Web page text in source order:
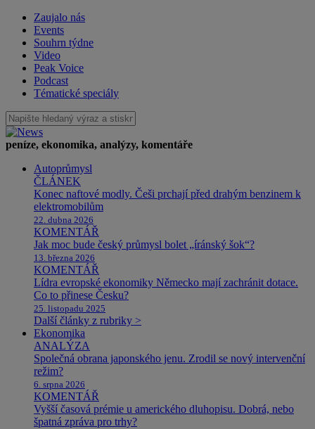
Zaujalo nás
Events
Souhrn týdne
Video
Peak Voice
Podcast
Tématické speciály
peníze, ekonomika, analýzy, komentáře
Autoprůmysl
ČLÁNEK
Konec naftové modly. Češi prchají před drahým benzinem k
elektromobilům
22. dubna 2026
KOMENTÁŘ
Jak moc bude český průmysl bolet „íránský šok“?
13. března 2026
KOMENTÁŘ
Lídra evropské ekonomiky Německo mají zachránit dotace.
Co to přinese Česku?
25. listopadu 2025
Další články z rubriky >
Ekonomika
ANALÝZA
Společná obrana japonského jenu. Zrodil se nový intervenční
režim?
6. srpna 2026
KOMENTÁŘ
Vyšší časová prémie u amerického dluhopisu. Dobrá, nebo
špatná zpráva pro trhy?